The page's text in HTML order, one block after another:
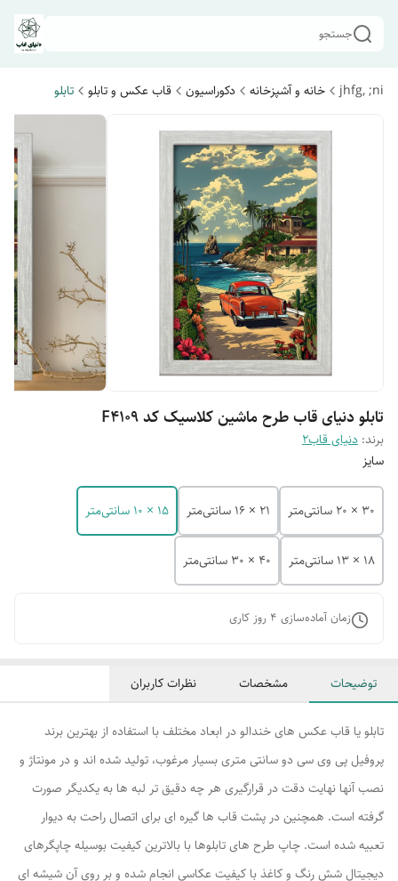
جستجو
jhfg, ;ni خانه و آشپزخانه دکوراسیون قاب عکس و تابلو تابلو
تابلو دنیای قاب طرح ماشین کلاسیک کد F4109
برند: دنیای قاب2
سایز
30 × 20 سانتی‌متر 21 × 16 سانتی‌متر 15 × 10 سانتی‌متر
18 × 13 سانتی‌متر 40 × 30 سانتی‌متر
زمان آماده‌سازی 4 روز کاری
توضیحات مشخصات نظرات کاربران
تابلو یا قاب عکس های خندالو در ابعاد مختلف با استفاده از بهترین برند
پروفیل پی وی سی دو سانتی متری بسیار مرغوب، تولید شده اند و در مونتاژ و
نصب آنها نهایت دقت در قرارگیری هر چه دقیق تر لبه ها به یکدیگر صورت
گرفته است. همچنین در پشت قاب ها گیره ای برای اتصال راحت به دیوار
تعبیه شده است. چاپ طرح های تابلوها با بالاترین کیفیت بوسیله چاپگرهای
دیجیتال شش رنگ و کاغذ با کیفیت عکاسی انجام شده و بر روی آن شیشه ای